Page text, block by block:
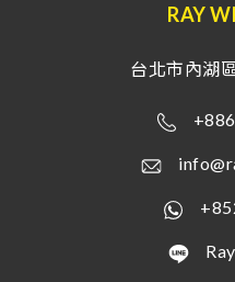
RAY
台北市內湖